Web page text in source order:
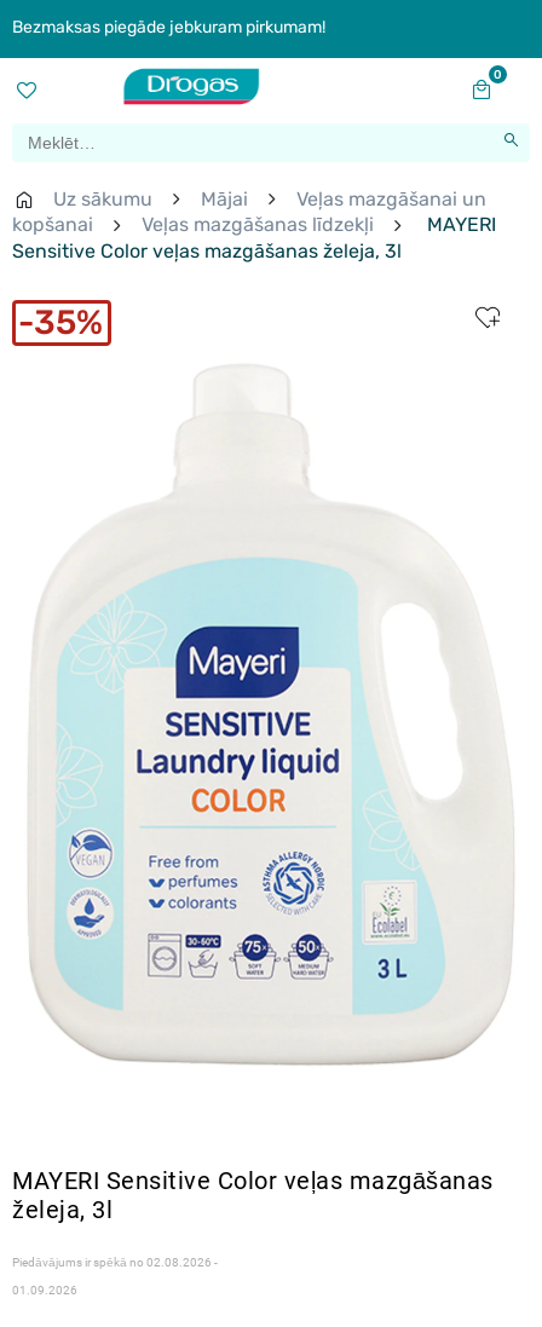
Bezmaksas piegāde jebkuram pirkumam!
0
Uz sākumu Mājai
Veļas mazgāšanai un
kopšanai
Veļas mazgāšanas līdzekļi
MAYERI
Sensitive Color veļas mazgāšanas želeja, 3l
35%
MAYERI Sensitive Color veļas mazgāšanas
želeja, 3l
Piedāvājums ir spēkā no 02.08.2026 -
01.09.2026